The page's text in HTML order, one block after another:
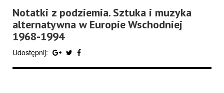
Notatki z podziemia. Sztuka i muzyka
alternatywna w Europie Wschodniej
1968-1994
Udostępnij: